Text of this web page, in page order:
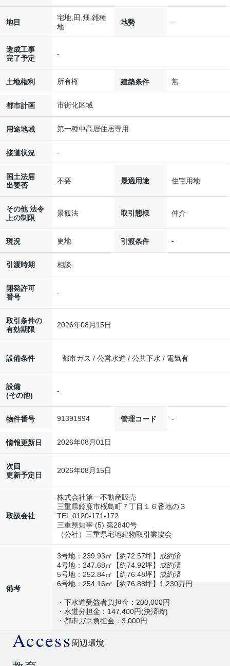
地目
宅地,田,畑,雑種
地
地勢 -
造成工事
完了予定
-
土地権利 所有権 建築条件 無
都市計画 市街化区域
用途地域 第一種中高層住居専用
接道状況 -
国土法届
出要否
不要 最適用途 住宅用地
その他 法令
上の制限
景観法 取引態様 仲介
現況 更地 引渡条件 -
引渡時期 相談
開発許可
番号
-
取引条件の
有効期限
2026年08月15日
設備条件 都市ガス / 公営水道 / 公共下水 / 電気有
設備
(その他)
-
物件番号 91391994 管理コード -
情報更新日 2026年08月01日
次回
更新予定日
2026年08月15日
取扱会社
株式会社第一不動産販売
三重県鈴鹿市桜島町７丁目１６番地の３
TEL:0120-171-172
三重県知事 (5) 第2840号
（公社）三重県宅地建物取引業協会
備考
3号地：239.93㎡【約72.57坪】成約済
4号地：247.68㎡【約74.92坪】成約済
5号地：252.84㎡【約76.48坪】成約済
6号地：254.16㎡【約76.88坪】1,230万円
・下水道受益者負担金：200,000円
・水道分担金：147,400円(決済時)
・都市ガス負担金：3,000円
Access周辺環境